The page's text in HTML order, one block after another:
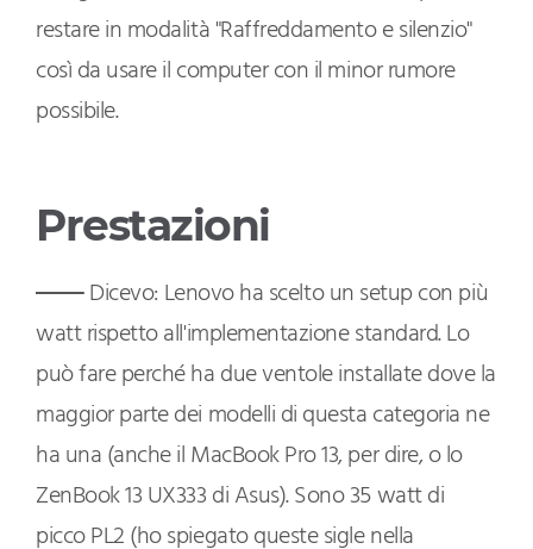
restare in modalità "Raffreddamento e silenzio"
così da usare il computer con il minor rumore
possibile.
Prestazioni
Dicevo: Lenovo ha scelto un setup con più
watt rispetto all'implementazione standard. Lo
può fare perché ha due ventole installate dove la
maggior parte dei modelli di questa categoria ne
ha una (anche il MacBook Pro 13, per dire, o lo
ZenBook 13 UX333 di Asus). Sono 35 watt di
picco PL2 (ho spiegato queste sigle nella